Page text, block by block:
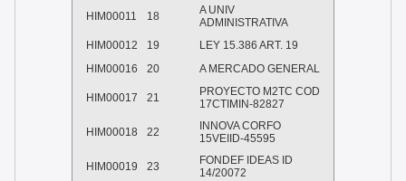
HIM00011 18
A UNIV
ADMINISTRATIVA
HIM00012
19
LEY 15.386 ART. 19
HIM00016
20 A MERCADO GENERAL
HIM00017 21
PROYECTO M2TC COD
17CTIMIN-82827
HIM00018 22
INNOVA CORFO
15VEIID-45595
HIM00019 23
FONDEF IDEAS ID
14/20072